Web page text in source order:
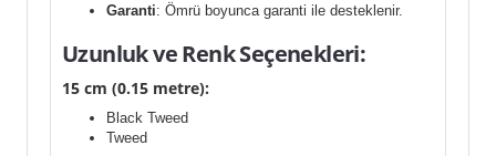
Garanti: Ömrü boyunca garanti ile desteklenir.
Uzunluk ve Renk Seçenekleri:
15 cm (0.15 metre):
Black Tweed
Tweed